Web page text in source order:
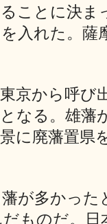
ことに決ま
入れた。薩
京から呼び
なる。雄藩
に廃藩置県
が多かった
ものだ。日